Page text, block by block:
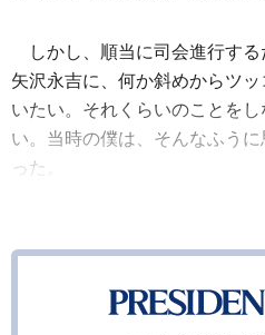
しかし、順当に司会進行す
矢沢永吉に、何か斜めからツ
いたい。それくらいのことを
い。当時の僕は、そんなふう
った。